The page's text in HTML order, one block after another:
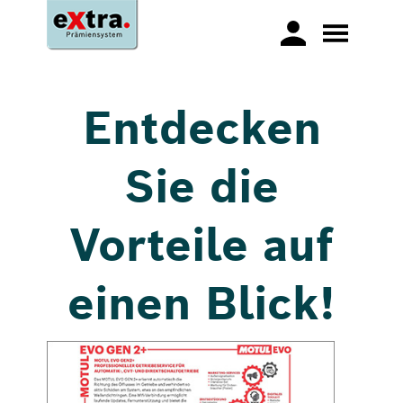
Entdecken
Sie die
Vorteile auf
einen Blick!